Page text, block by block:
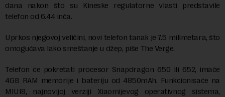
dana nakon što su Kineske regulatorne vlasti predstavile
telefon od 6.44 inča.
Uprkos njegovoj veličini, novi telefon tanak je 7.5 milimetara, što
omogućava lako smeštanje u džep, piše The Verge.
Telefon će pokretati procesor Snapdragon 650 ili 652, imaće
4GB RAM memorije i bateriju od 4850mAh. Funkcionisaće na
MIUI8, najnovijoj verziji Xiaomijevog operativnog sistema,